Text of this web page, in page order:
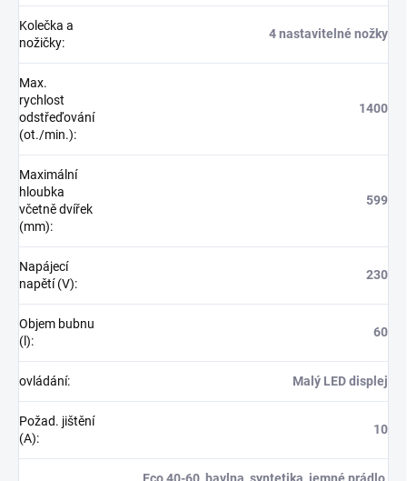
Kolečka a
nožičky:
4 nastavitelné nožky
Max.
rychlost
odstřeďování
(ot./min.):
1400
Maximální
hloubka
včetně dvířek
(mm):
599
Napájecí
napětí (V):
230
Objem bubnu
(l):
60
ovládání: Malý LED displej
Požad. jištění
(A):
10